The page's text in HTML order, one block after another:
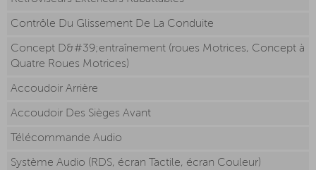
Contrôle Du Glissement De La Conduite
Concept D&#39;entraînement (roues Motrices, Concept à
Quatre Roues Motrices)
Accoudoir Arrière
Accoudoir Des Sièges Avant
Télécommande Audio
Système Audio (RDS, écran Tactile, écran Couleur)